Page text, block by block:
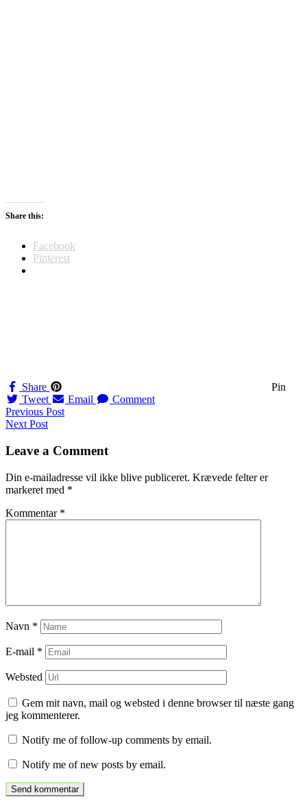
Share this:
Facebook
Pinterest
Share
Pin
Tweet
Email Comment
Navigation
til
indlæg
Previous Post
Next Post
Leave a Comment
Din e-mailadresse vil ikke blive publiceret. Krævede felter er
markeret med *
Kommentar *
Navn *
E-mail *
Websted
Gem mit navn, mail og websted i denne browser til næste gang
jeg kommenterer.
Notify me of follow-up comments by email.
Notify me of new posts by email.